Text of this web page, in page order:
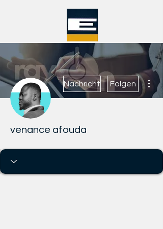
Nachricht Folgen
venance afouda